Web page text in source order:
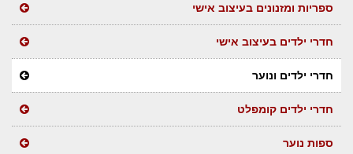
ספריות ומזנונים בעיצוב אישי
חדרי ילדים בעיצוב אישי
חדרי ילדים ונוער
חדרי ילדים קומפלט
ספות נוער